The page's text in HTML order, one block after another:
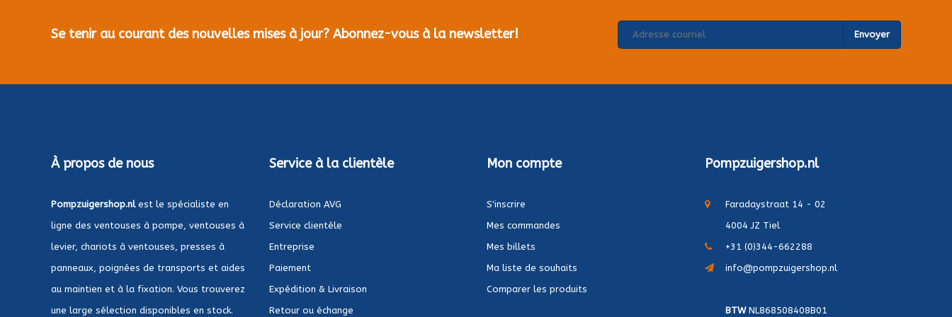
Se tenir au courant des nouvelles mises à jour? Abonnez-vous à la newsletter! Envoyer
À propos de nous
Pompzuigershop.nlest le spécialiste en
ligne des ventouses à pompe, ventouses à
levier, chariots à ventouses, presses à
panneaux, poignées de transports et aides
au maintien et à la fixation. Vous trouverez
une large sélection disponibles en stock.
Service à la clientèle
Déclaration AVG
Service clientèle
Entreprise
Paiement
Expédition & Livraison
Retour ou échange
Mon compte
S'inscrire
Mes commandes
Mes billets
Ma liste de souhaits
Comparer les produits
Pompzuigershop.nl
Faradaystraat 14 - 02
4004 JZ Tiel
+31 (0)344-662288
info@pompzuigershop.nl
BTWNL868508408B01